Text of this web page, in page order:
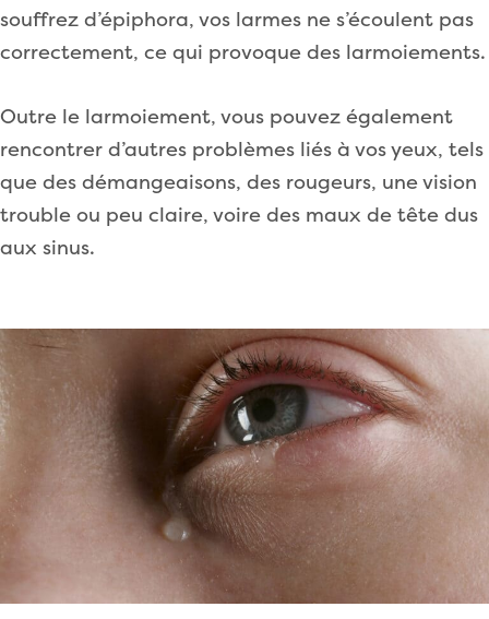
souffrez d’épiphora, vos larmes ne s’écoulent pas
correctement, ce qui provoque des larmoiements.
Outre le larmoiement, vous pouvez également
rencontrer d’autres problèmes liés à vos yeux, tels
que des démangeaisons, des rougeurs, une vision
trouble ou peu claire, voire des maux de tête dus
aux sinus.